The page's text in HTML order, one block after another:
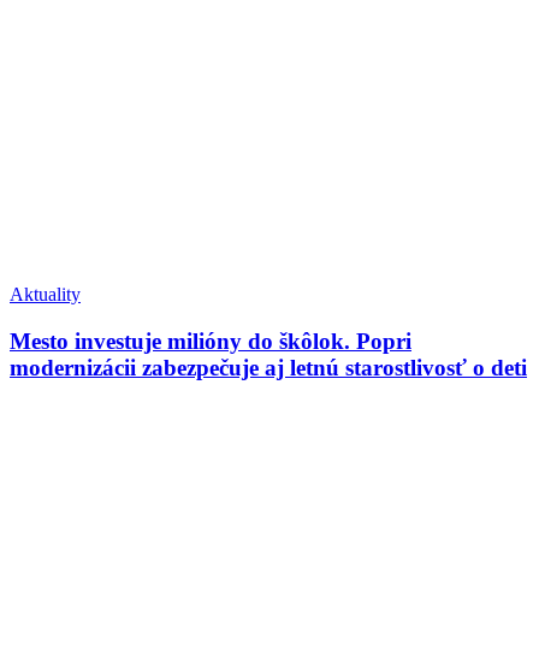
Aktuality
Mesto investuje milióny do škôlok. Popri
modernizácii zabezpečuje aj letnú starostlivosť o deti